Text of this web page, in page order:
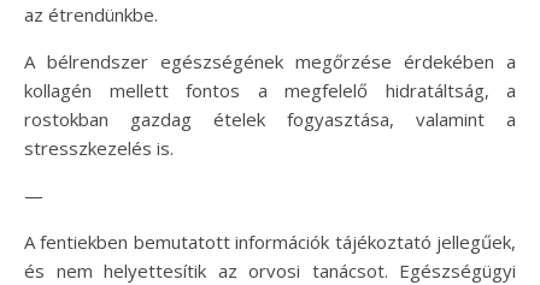
az étrendünkbe.
A bélrendszer egészségének megőrzése érdekében a
kollagén mellett fontos a megfelelő hidratáltság, a
rostokban gazdag ételek fogyasztása, valamint a
stresszkezelés is.
—
A fentiekben bemutatott információk tájékoztató jellegűek,
és nem helyettesítik az orvosi tanácsot. Egészségügyi